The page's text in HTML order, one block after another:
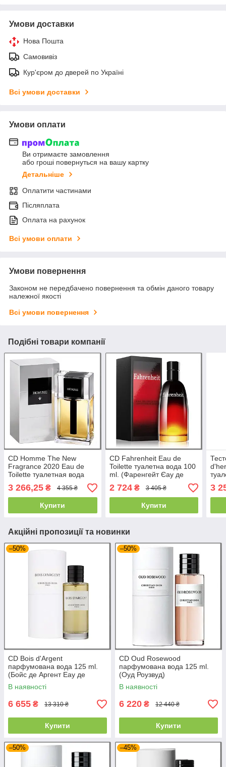
Умови доставки
Нова Пошта
Самовивіз
Кур'єром до дверей по Україні
Всі умови доставки
Умови оплати
Ви отримаєте замовлення
або гроші повернуться на вашу картку
Детальніше
Оплатити частинами
Післяплата
Оплата на рахунок
Всі умови оплати
Умови повернення
Законом не передбачено повернення та обмін даного товару
належної якості
Всі умови повернення
Подібні товари компанії
CD Homme The New
Fragrance 2020 Eau de
Toilette туалетная вода
100 ml. (Музькі Хом 2020
Еау де Туалет)
3 266,25 ₴ 4 355 ₴
Купити
CD Fahrenheit Eau de
Toilette туалетна вода 100
ml. (Фаренгейт Єау де
Туалет)
2 724₴ 3 405 ₴
Купити
Еау
3
Акційні пропозиції та новинки
–50%
CD Bois d'Argent
парфумована вода 125 ml.
(Бойс де Аргент Еау де
Парфум)
В наявності
6 655 ₴ 13 310 ₴
Купити
–50%
CD Oud Rosewood
парфумована вода 125 ml.
(Оуд Роузвуд)
В наявності
6 220 ₴ 12 440 ₴
Купити
–50% –45%